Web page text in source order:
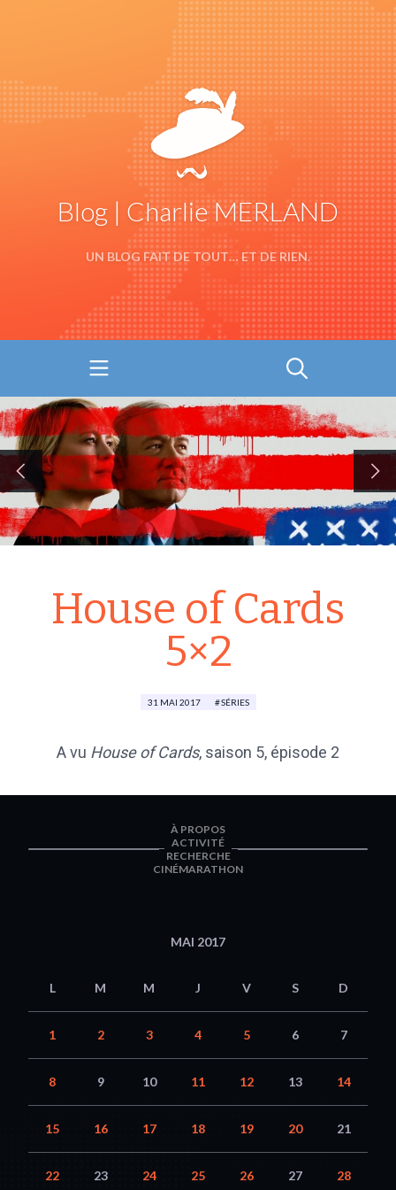
Blog | Charlie MERLAND
UN BLOG FAIT DE TOUT… ET DE RIEN.
House of Cards
5×2
31 MAI 2017 SÉRIES
A vu House of Cards, saison 5, épisode 2
À PROPOS
ACTIVITÉ
RECHERCHE
CINÉMARATHON
MAI 2017
L M M J V S D
1 2 3 4 5 6 7
8 9 10 11 12 13 14
15 16 17 18 19 20 21
22 23 24 25 26 27 28